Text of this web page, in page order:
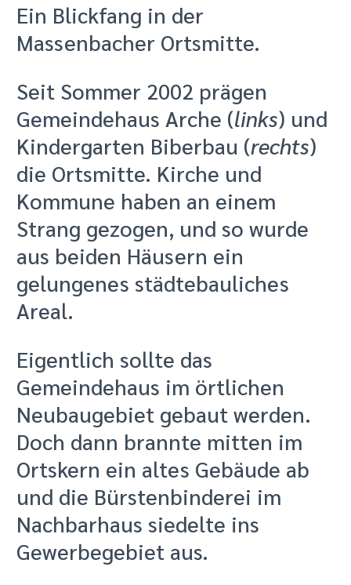
Ein Blickfang in der
Massenbacher Ortsmitte.
Seit Sommer 2002 prägen
Gemeindehaus Arche (links) und
Kindergarten Biberbau (rechts)
die Ortsmitte. Kirche und
Kommune haben an einem
Strang gezogen, und so wurde
aus beiden Häusern ein
gelungenes städtebauliches
Areal.
Eigentlich sollte das
Gemeindehaus im örtlichen
Neubaugebiet gebaut werden.
Doch dann brannte mitten im
Ortskern ein altes Gebäude ab
und die Bürstenbinderei im
Nachbarhaus siedelte ins
Gewerbegebiet aus.